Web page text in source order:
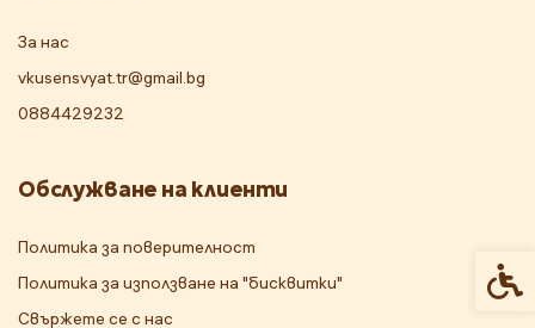
За нас
vkusensvyat.tr@gmail.bg
0884429232
Обслужване на клиенти
Политика за поверителност
Политика за използване на "бисквитки"
Свържете се с нас